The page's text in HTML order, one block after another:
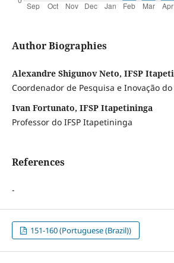
Author Biographies
Alexandre Shigunov Neto, IFSP
Coordenador de Pesquisa e Inovação
Ivan Fortunato, IFSP Itapetininga
Professor do IFSP Itapetininga
References
-
151-160 (Portuguese (Brazil))